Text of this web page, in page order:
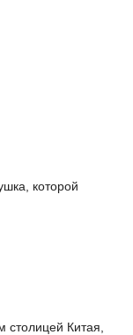
которой
Китая,